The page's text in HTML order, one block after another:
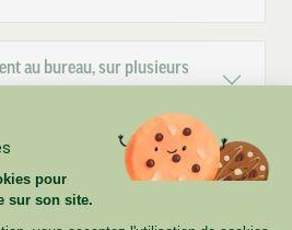
pour
sur son site.
au bureau, sur plusieurs
centralisées / paiement